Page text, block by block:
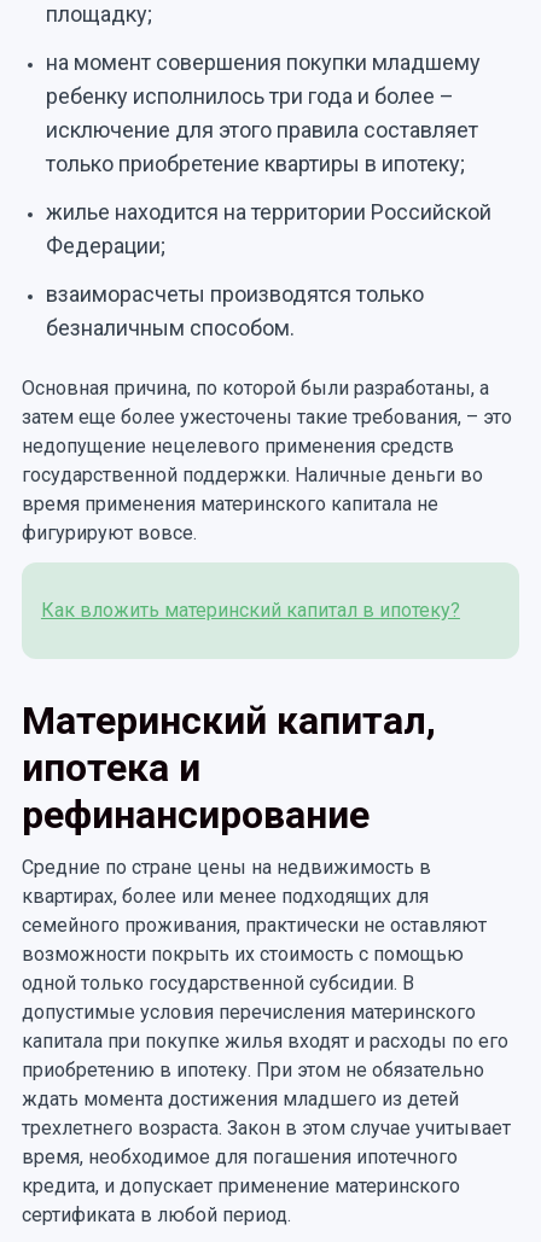
площадку;
на момент совершения покупки младшему
ребенку исполнилось три года и более –
исключение для этого правила составляет
только приобретение квартиры в ипотеку;
жилье находится на территории Российской
Федерации;
взаиморасчеты производятся только
безналичным способом.
Основная причина, по которой были разработаны, а
затем еще более ужесточены такие требования, – это
недопущение нецелевого применения средств
государственной поддержки. Наличные деньги во
время применения материнского капитала не
фигурируют вовсе.
Как вложить материнский капитал в ипотеку?
Материнский капитал,
ипотека и
рефинансирование
Средние по стране цены на недвижимость в
квартирах, более или менее подходящих для
семейного проживания, практически не оставляют
возможности покрыть их стоимость с помощью
одной только государственной субсидии. В
допустимые условия перечисления материнского
капитала при покупке жилья входят и расходы по его
приобретению в ипотеку. При этом не обязательно
ждать момента достижения младшего из детей
трехлетнего возраста. Закон в этом случае учитывает
время, необходимое для погашения ипотечного
кредита, и допускает применение материнского
сертификата в любой период.